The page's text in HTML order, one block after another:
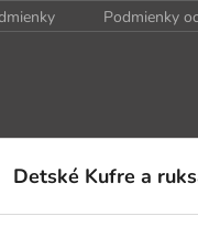
Podmienky
Detské Kufre a